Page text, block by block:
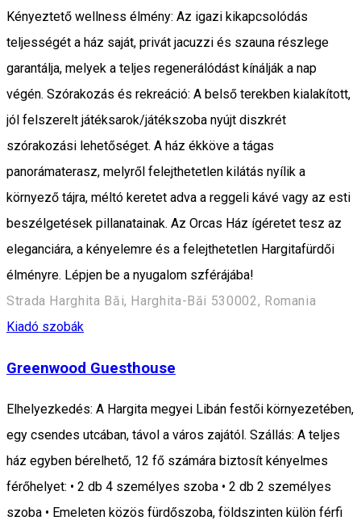
Kényeztető wellness élmény: Az igazi kikapcsolódás
teljességét a ház saját, privát jacuzzi és szauna részlege
garantálja, melyek a teljes regenerálódást kínálják a nap
végén. Szórakozás és rekreáció: A belső terekben kialakított,
jól felszerelt játéksarok/játékszoba nyújt diszkrét
szórakozási lehetőséget. A ház ékköve a tágas
panorámaterasz, melyről felejthetetlen kilátás nyílik a
környező tájra, méltó keretet adva a reggeli kávé vagy az esti
beszélgetések pillanatainak. Az Orcas Ház ígéretet tesz az
eleganciára, a kényelemre és a felejthetetlen Hargitafürdői
élményre. Lépjen be a nyugalom szférájába!
Strada Harghita Băi, Harghita-Băi 530002, Romania
Kiadó szobák
Greenwood Guesthouse
Elhelyezkedés: A Hargita megyei Libán festői környezetében,
egy csendes utcában, távol a város zajától. Szállás: A teljes
ház egyben bérelhető, 12 fő számára biztosít kényelmes
férőhelyet: • 2 db 4 személyes szoba • 2 db 2 személyes
szoba • Emeleten közös fürdőszoba, földszinten külön férfi